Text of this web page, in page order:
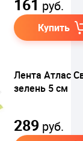
161 руб.
Купить
Лента Атлас
зелень 5 см
289 руб.